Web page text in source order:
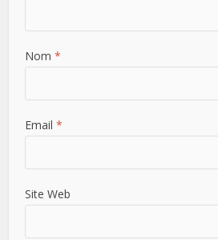
Nom *
Email *
Site Web